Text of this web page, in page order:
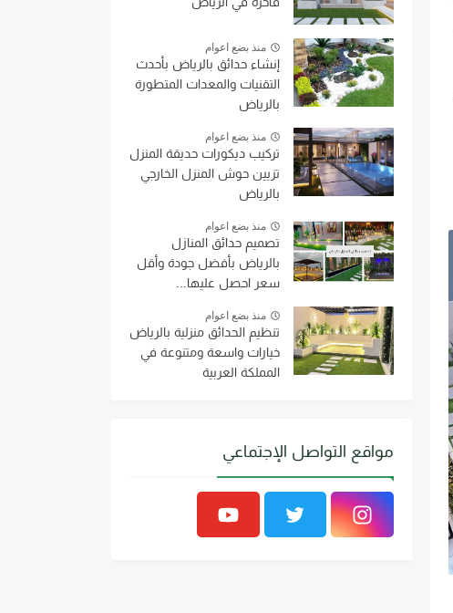
منذ بضع اعوام
إنشاء حدائق بالرياض بأحدث
التقنيات والمعدات المتطورة
بالرياض
منذ بضع اعوام
تركيب ديكورات حديقة المنزل
تزيين حوش المنزل الخارجي
بالرياض
منذ بضع اعوام
تصميم حدائق المنازل
بالرياض بأفضل جودة وأقل
سعر احصل عليها...
منذ بضع اعوام
تنظيم الحدائق منزلية بالرياض
خيارات واسعة ومتنوعة في
المملكة العربية
مواقع التواصل الإجتماعي